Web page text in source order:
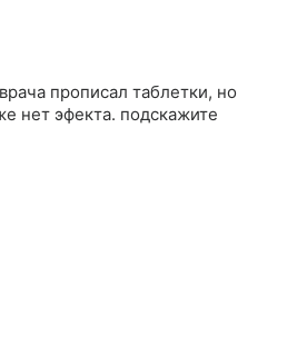
прописал таблетки, но
нет эфекта. подскажите